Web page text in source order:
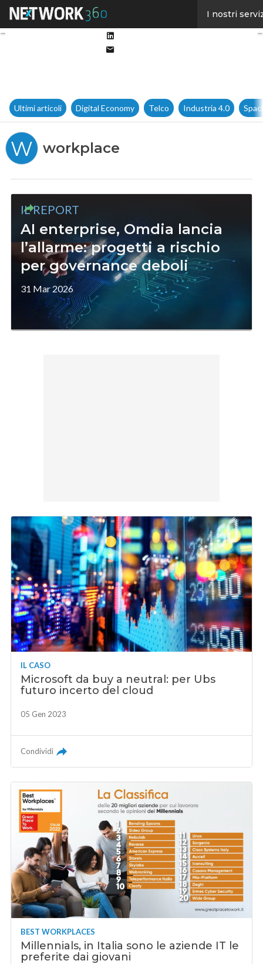
I nostri
Ultimi articoli Digital Economy Telco Industria 4.0
W workplace
IL REPORT
AI enterprise, Omdia lancia
l’allarme: progetti a rischio
per governance deboli
31 Mar 2026
IL CASO
Microsoft da buy a neutral: per Ubs
futuro incerto del cloud
05 Gen 2023
Condividi
BEST WORKPLACES
Millennials, in Italia sono le aziende IT le
preferite dai giovani